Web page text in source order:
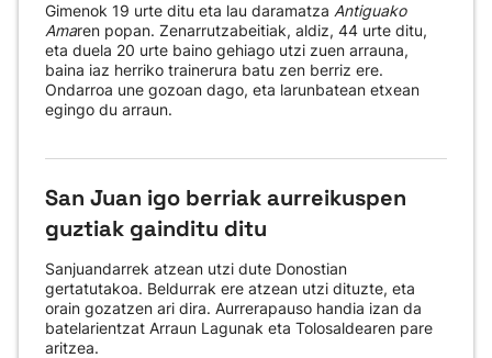
Gimenok 19 urte ditu eta lau daramatza Antiguako
Amaren popan. Zenarrutzabeitiak, aldiz, 44 urte ditu,
eta duela 20 urte baino gehiago utzi zuen arrauna,
baina iaz herriko trainerura batu zen berriz ere.
Ondarroa une gozoan dago, eta larunbatean etxean
egingo du arraun.
San Juan igo berriak aurreikuspen
guztiak gainditu ditu
Sanjuandarrek atzean utzi dute Donostian
gertatutakoa. Beldurrak ere atzean utzi dituzte, eta
orain gozatzen ari dira. Aurrerapauso handia izan da
batelarientzat Arraun Lagunak eta Tolosaldearen pare
aritzea.